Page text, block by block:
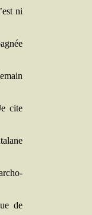
ni
cite
de